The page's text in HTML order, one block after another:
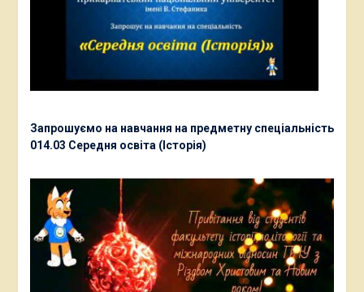
Запрошуємо на навчання на предметну спеціальність
014.03 Середня освіта (Історія)